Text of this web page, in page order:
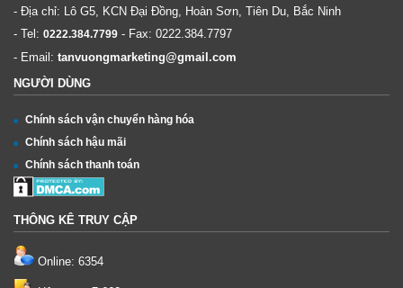
- Địa chỉ: Lô G5, KCN Đại Đồng, Hoàn Sơn, Tiên Du, Bắc Ninh
- Tel: 0222.384.7799 - Fax: 0222.384.7797
- Email: tanvuongmarketing@gmail.com
NGƯỜI DÙNG
Chính sách vận chuyển hàng hóa
Chính sách hậu mãi
Chính sách thanh toán
THÔNG KÊ TRUY CẬP
Online: 6354